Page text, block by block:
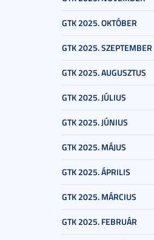
GTK 2025. OKTÓBER
GTK 2025. SZEPTEMBER
GTK 2025. AUGUSZTUS
GTK 2025. JÚLIUS
GTK 2025. JÚNIUS
GTK 2025. MÁJUS
GTK 2025. ÁPRILIS
GTK 2025. MÁRCIUS
GTK 2025. FEBRUÁR